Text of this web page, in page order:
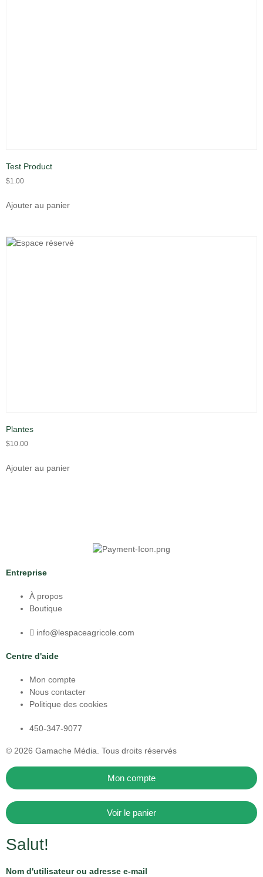
Test Product
$1.00
Ajouter au panier
Plantes
$10.00
Ajouter au panier
Entreprise
À propos
Boutique
info@lespaceagricole.com
Centre d'aide
Mon compte
Nous contacter
Politique des cookies
450-347-9077
© 2026 Gamache Média. Tous droits réservés
Mon compte
Voir le panier
Salut!
Nom d'utilisateur ou adresse e-mail